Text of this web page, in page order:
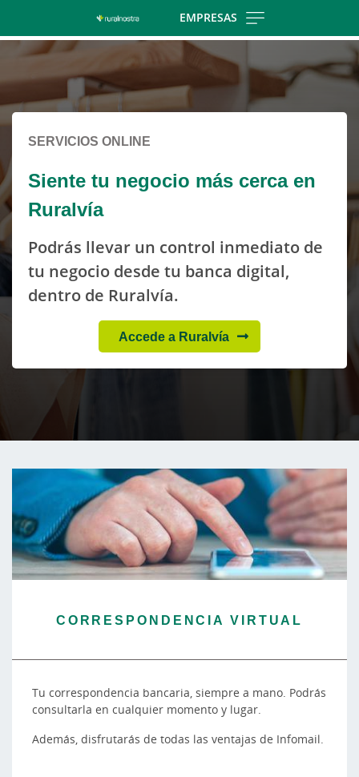
Skip
main
contentt
EMPRESAS
Cargando
favor
SERVICIOS ONLINE
Siente tu negocio más cerca en
Ruralvía
Podrás llevar un control inmediato de
tu negocio desde tu banca digital,
dentro de Ruralvía.
Accede a Ruralvía
CORRESPONDENCIA VIRTUAL
Tu correspondencia bancaria, siempre a mano. Podrás
consultarla en cualquier momento y lugar.
Además, disfrutarás de todas las ventajas de Infomail.